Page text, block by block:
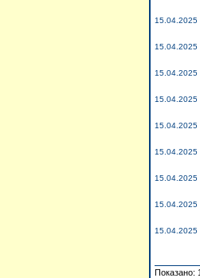
15.04.2025
15.04.2025
15.04.2025
15.04.2025
15.04.2025
15.04.2025
15.04.2025
15.04.2025
15.04.2025
Показано: